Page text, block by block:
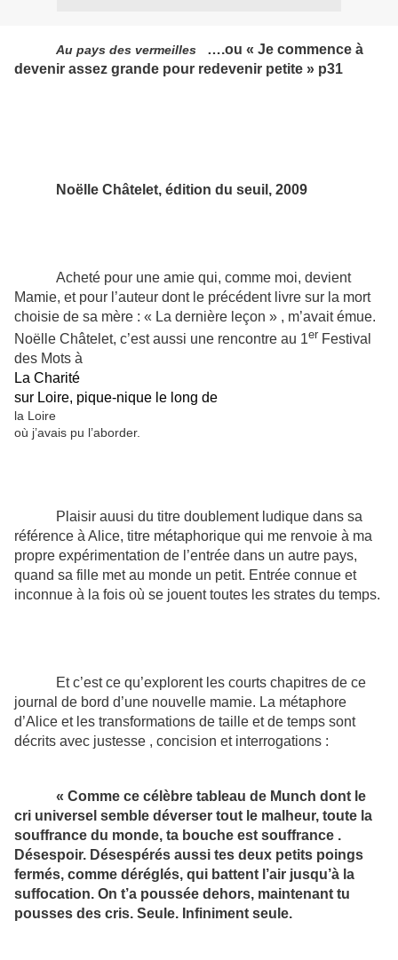
Au pays des vermeilles
….ou « Je commence à
devenir assez grande pour redevenir petite » p31
Noëlle Châtelet, édition du seuil, 2009
Acheté pour une amie qui, comme moi, devient
Mamie, et pour l’auteur dont le précédent livre sur la mort
choisie de sa mère : « La dernière leçon » , m’avait émue.
Noëlle Châtelet, c’est aussi une rencontre au 1er Festival
des Mots à
La Charité
sur Loire, pique-nique le long de
la Loire
où j’avais pu l’aborder.
Plaisir auusi du titre doublement ludique dans sa
référence à Alice, titre métaphorique qui me renvoie à ma
propre expérimentation de l’entrée dans un autre pays,
quand sa fille met au monde un petit. Entrée connue et
inconnue à la fois où se jouent toutes les strates du temps.
Et c’est ce qu’explorent les courts chapitres de ce
journal de bord d’une nouvelle mamie. La métaphore
d’Alice et les transformations de taille et de temps sont
décrits avec justesse , concision et interrogations :
« Comme ce célèbre tableau de Munch dont le
cri universel semble déverser tout le malheur, toute la
souffrance du monde, ta bouche est souffrance .
Désespoir. Désespérés aussi tes deux petits poings
fermés, comme déréglés, qui battent l’air jusqu’à la
suffocation. On t’a poussée dehors, maintenant tu
pousses des cris. Seule. Infiniment seule.